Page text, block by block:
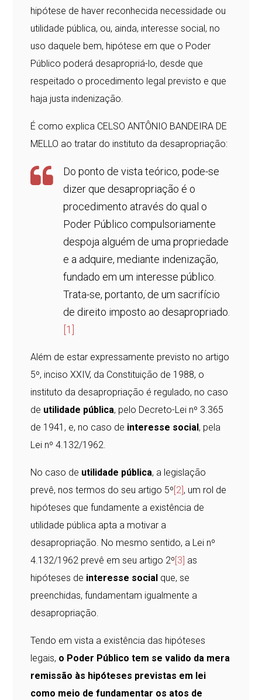
hipótese de haver reconhecida necessidade ou
utilidade pública, ou, ainda, interesse social, no
uso daquele bem, hipótese em que o Poder
Público poderá desapropriá-lo, desde que
respeitado o procedimento legal previsto e que
haja justa indenização.
É como explica CELSO ANTÔNIO BANDEIRA DE
MELLO ao tratar do instituto da desapropriação:
Do ponto de vista teórico, pode-se
dizer que desapropriação é o
procedimento através do qual o
Poder Público compulsoriamente
despoja alguém de uma propriedade
e a adquire, mediante indenização,
fundado em um interesse público.
Trata-se, portanto, de um sacrifício
de direito imposto ao desapropriado.
[1]
Além de estar expressamente previsto no artigo
5º, inciso XXIV, da Constituição de 1988, o
instituto da desapropriação é regulado, no caso
de utilidade pública, pelo Decreto-Lei nº 3.365
de 1941, e, no caso de interesse social , pela
Lei nº 4.132/1962.
No caso de utilidade pública, a legislação
prevê, nos termos do seu artigo 5º [2] , um rol de
hipóteses que fundamente a existência de
utilidade pública apta a motivar a
desapropriação. No mesmo sentido, a Lei nº
4.132/1962 prevê em seu artigo 2º [3] as
hipóteses de interesse social que, se
preenchidas, fundamentam igualmente a
desapropriação.
Tendo em vista a existência das hipóteses
legais, o Poder Público tem se valido da mera
remissão às hipóteses previstas em lei
como meio de fundamentar os atos de